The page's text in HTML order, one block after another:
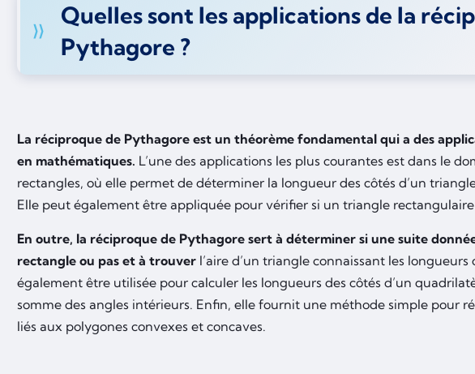
Quelles sont les applications de la
Pythagore ?
La réciproque de Pythagore est un théorème fondamental qui a des
en mathématiques. L’une des applications les plus courantes est dans le
rectangles, où elle permet de déterminer la longueur des côtés d’un
Elle peut également être appliquée pour vérifier si un triangle rectangulaire
En outre, la réciproque de Pythagore sert à déterminer si une suite
rectangle ou pas et à trouver l’aire d’un triangle connaissant les longueurs
également être utilisée pour calculer les longueurs des côtés d’un
somme des angles intérieurs. Enfin, elle fournit une méthode simple pour
liés aux polygones convexes et concaves.